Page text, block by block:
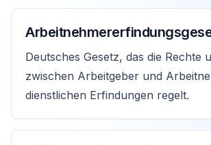
Deutsches Gesetz, das die Rechte
zwischen Arbeitgeber und
dienstlichen Erfindungen regelt.